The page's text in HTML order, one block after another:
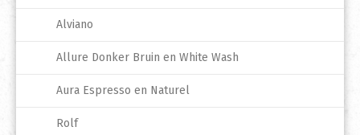
Alviano
Allure Donker Bruin en White Wash
Aura Espresso en Naturel
Rolf